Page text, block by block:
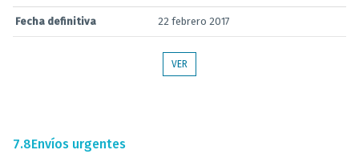
Fecha definitiva 22 febrero 2017
VER
7.8Envíos urgentes